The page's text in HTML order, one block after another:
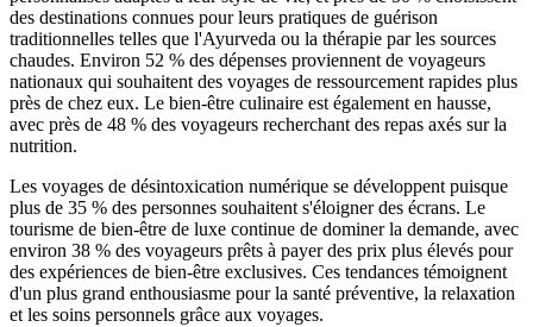
des destinations connues pour leurs pratiques de guérison
traditionnelles telles que l'Ayurveda ou la thérapie par les sources
chaudes. Environ 52 % des dépenses proviennent de voyageurs
nationaux qui souhaitent des voyages de ressourcement rapides plus
près de chez eux. Le bien-être culinaire est également en hausse,
avec près de 48 % des voyageurs recherchant des repas axés sur la
nutrition.
Les voyages de désintoxication numérique se développent puisque
plus de 35 % des personnes souhaitent s'éloigner des écrans. Le
tourisme de bien-être de luxe continue de dominer la demande, avec
environ 38 % des voyageurs prêts à payer des prix plus élevés pour
des expériences de bien-être exclusives. Ces tendances témoignent
d'un plus grand enthousiasme pour la santé préventive, la relaxation
et les soins personnels grâce aux voyages.